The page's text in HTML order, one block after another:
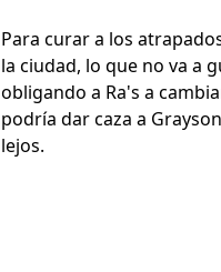
Para curar a los
la ciudad, lo que no va a
obligando a Ra's a
podría dar caza a
lejos.